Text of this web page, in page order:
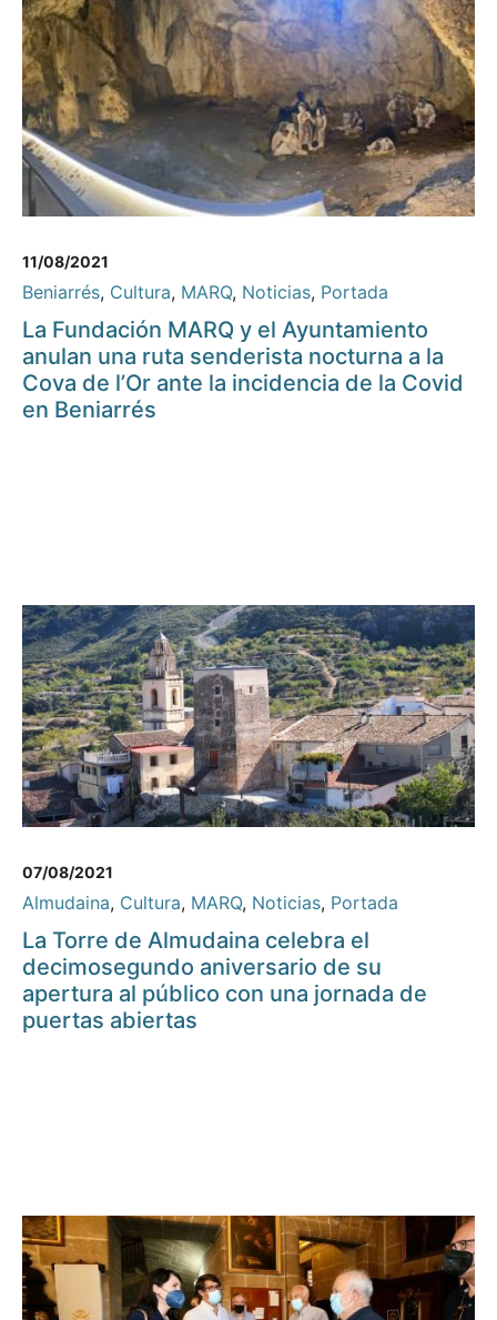
11/08/2021
Beniarrés, Cultura, MARQ, Noticias, Portada
La Fundación MARQ y el Ayuntamiento
anulan una ruta senderista nocturna a la
Cova de l’Or ante la incidencia de la Covid
en Beniarrés
07/08/2021
Almudaina, Cultura, MARQ, Noticias, Portada
La Torre de Almudaina celebra el
decimosegundo aniversario de su
apertura al público con una jornada de
puertas abiertas